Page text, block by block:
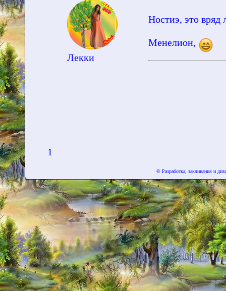
Лекки
Ностиэ, это вряд
Менелион,
1
© Разработка, заклинания и